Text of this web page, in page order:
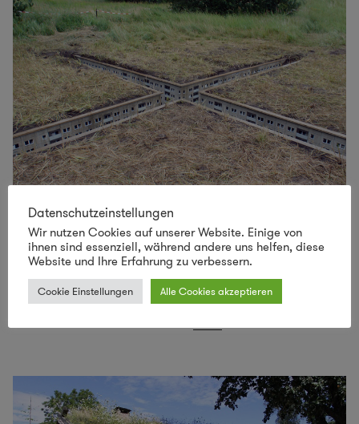
dachgärten oder stadt unter der wiese
Welch eine schöne Vorstellung. Wenn man über einer Stadt
schweben würde und nur grün sieht, weil jedes Dach mit
Datenschutzeinstellungen
Wir nutzen Cookies auf unserer Website. Einige von
ihnen sind essenziell, während andere uns helfen, diese
Website und Ihre Erfahrung zu verbessern.
Cookie Einstellungen Alle Cookies akzeptieren